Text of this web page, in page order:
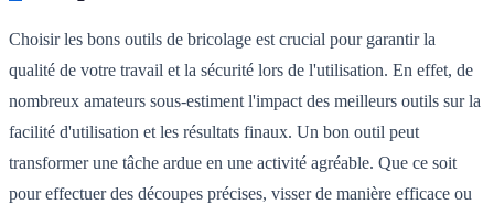
Choisir les bons outils de bricolage est crucial pour garantir la
qualité de votre travail et la sécurité lors de l'utilisation. En effet, de
nombreux amateurs sous-estiment l'impact des meilleurs outils sur la
facilité d'utilisation et les résultats finaux. Un bon outil peut
transformer une tâche ardue en une activité agréable. Que ce soit
pour effectuer des découpes précises, visser de manière efficace ou